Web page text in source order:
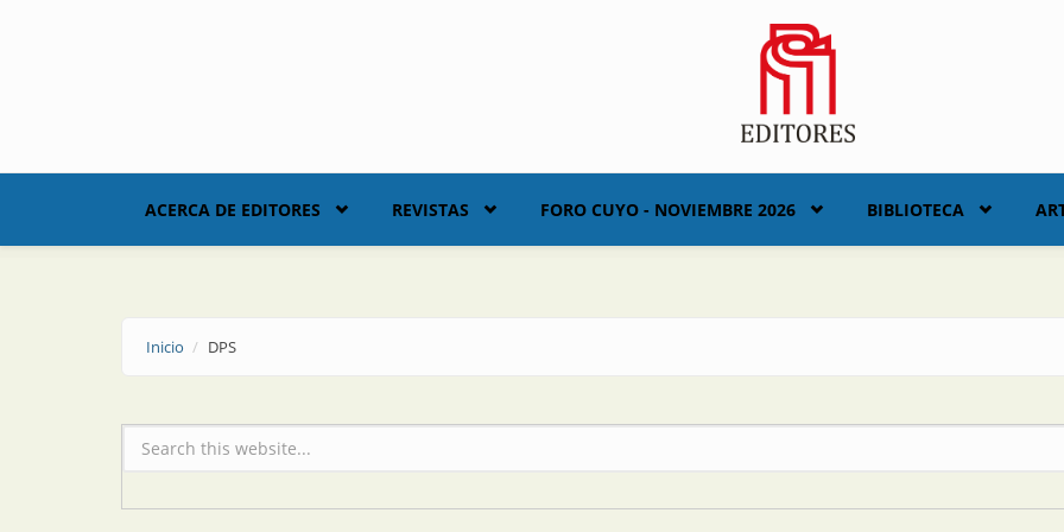
ACERCA DE EDITORES REVISTAS FORO CUYO - NOVIEMBRE 2026 BIBLIOTECA
Inicio DPS
Formulario de búsqueda